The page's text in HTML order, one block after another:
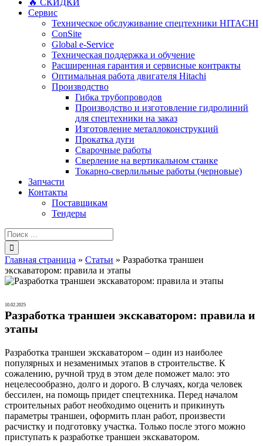
Сервис
Техническое обслуживание спецтехники HITACHI
ConSite
Global e-Service
Техническая поддержка и обучение
Расширенная гарантия и сервисные контракты
Оптимальная работа двигателя Hitachi
Производство
Гибка трубопроводов
Производство и изготовление гидролиний
для спецтехники на заказ
Изготовление металлоконструкций
Прокатка дуги
Сварочные работы
Сверление на вертикальном станке
Токарно-сверлильные работы (черновые)
Запчасти
Контакты
Поставщикам
Тендеры
Результат
поиска:
Главная страница » Статьи » Разработка траншеи
экскаватором: правила и этапы
10.02.2025
Разработка траншеи экскаватором: правила и
этапы
Разработка траншеи экскаватором – один из наиболее
популярных и незаменимых этапов в строительстве. К
сожалению, ручной труд в этом деле поможет мало: это
нецелесообразно, долго и дорого. В случаях, когда человек
бессилен, на помощь придет спецтехника. Перед началом
строительных работ необходимо оценить и прикинуть
параметры траншеи, оформить план работ, произвести
расчистку и подготовку участка. Только после этого можно
приступать к разработке траншеи экскаватором.